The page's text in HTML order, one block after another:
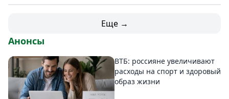
Еще →
Анонсы
ВТБ: россияне увеличивают
расходы на спорт и здоровый
образ жизни